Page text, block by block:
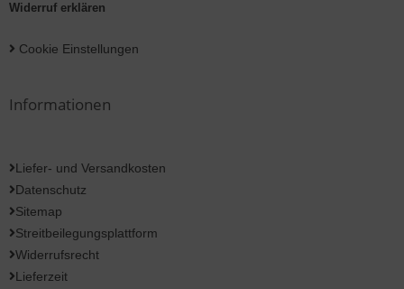
Widerruf erklären
Cookie Einstellungen
Informationen
Liefer- und Versandkosten
Datenschutz
Sitemap
Streitbeilegungsplattform
Widerrufsrecht
Lieferzeit